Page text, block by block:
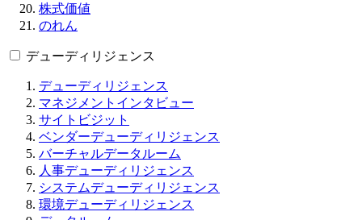
株式価値
のれん
デューディリジェンス
デューディリジェンス
マネジメントインタビュー
サイトビジット
ベンダーデューディリジェンス
バーチャルデータルーム
人事デューディリジェンス
システムデューディリジェンス
環境デューディリジェンス